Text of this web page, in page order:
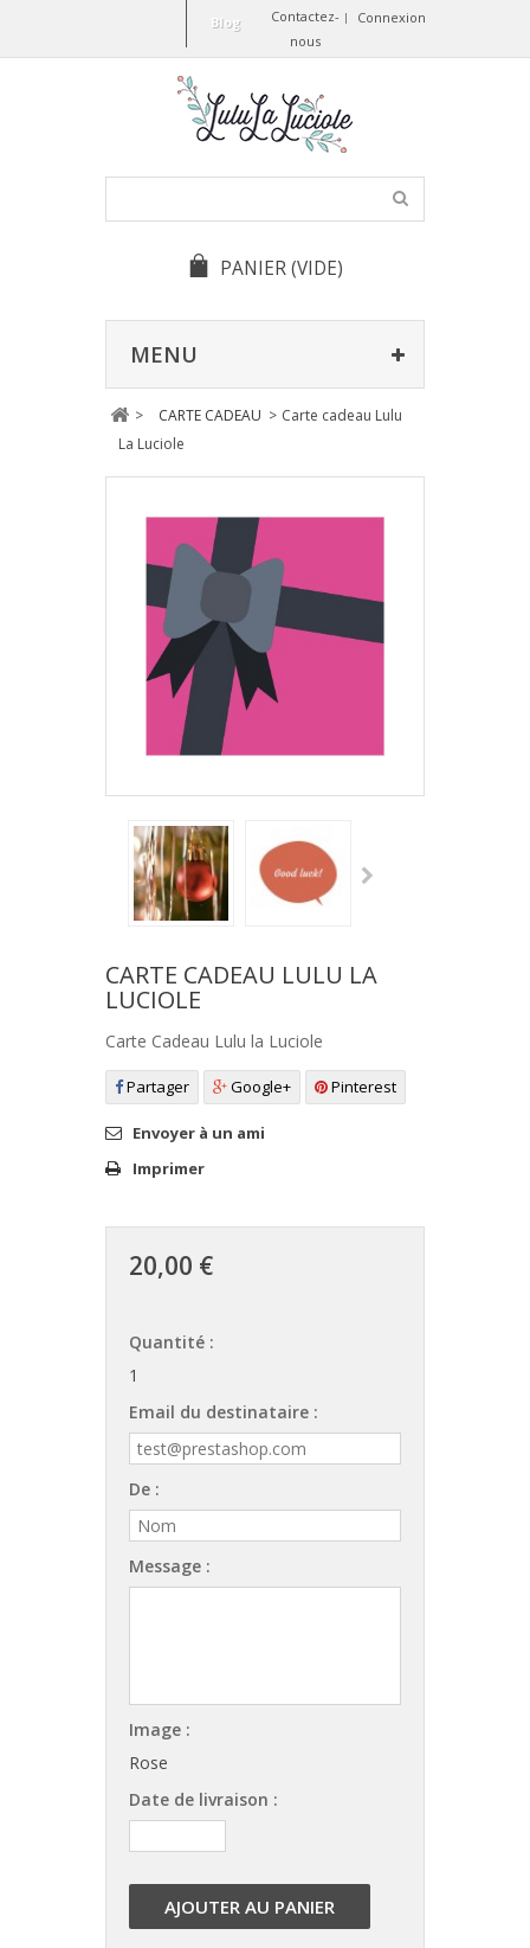
Connexion
Contactez-
nous
Blog
PANIER(VIDE)
MENU
> CARTE CADEAU > Carte cadeau Lulu
La Luciole
CARTE CADEAU LULU LA
LUCIOLE
Carte Cadeau Lulu la Luciole
Partager Google+ Pinterest
Envoyer à un ami
Imprimer
20,00 €
Quantité :
1
Email du destinataire :
De :
Message :
Image :
Rose
Date de livraison :
AJOUTER AU PANIER